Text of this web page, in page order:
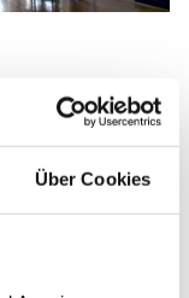
Über Cookies